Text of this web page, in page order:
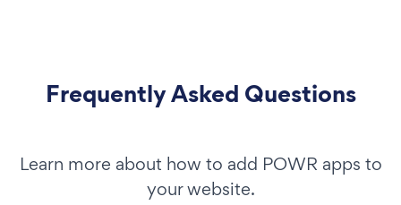
Frequently Asked Questions
Learn more about how to add POWR apps to
your website.